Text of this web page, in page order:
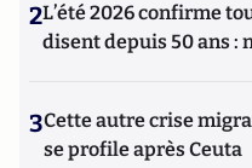
2L’été 2026 confirme
disent depuis 50 ans :
3Cette autre crise
se profile après Ceuta